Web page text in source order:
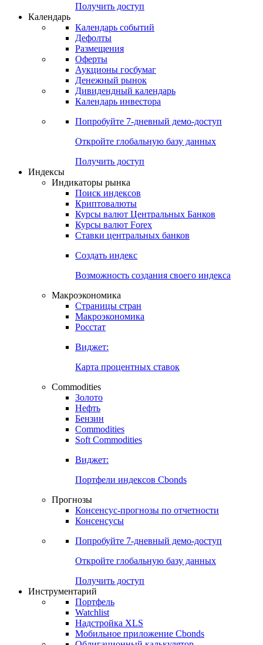
Получить доступ
Календарь
Календарь событий
Дефолты
Размещения
Оферты
Аукционы госбумаг
Денежный рынок
Дивидендный календарь
Календарь инвестора
Попробуйте 7-дневный демо-доступ
Откройте глобальную базу данных
Получить доступ
Индексы
Индикаторы рынка
Поиск индексов
Криптовалюты
Курсы валют Центральных Банков
Курсы валют Forex
Ставки центральных банков
Создать индекс
Возможность создания своего индекса
Макроэкономика
Страницы стран
Макроэкономика
Росстат
Виджет:
Карта процентных ставок
Commodities
Золото
Нефть
Бензин
Commodities
Soft Commodities
Виджет:
Портфели индексов Cbonds
Прогнозы
Консенсус-прогнозы по отчетности
Консенсусы
Попробуйте 7-дневный демо-доступ
Откройте глобальную базу данных
Получить доступ
Инструментарий
Портфель
Watchlist
Надстройка XLS
Мобильное приложение Cbonds